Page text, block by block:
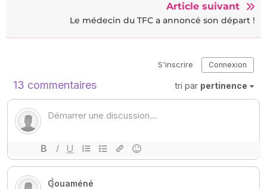
Article suivant
Le médecin du TFC a annoncé son départ !